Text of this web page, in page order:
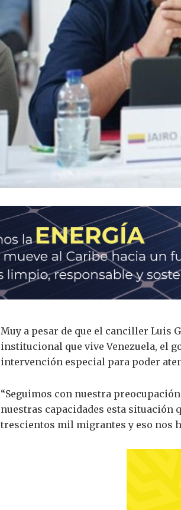
Muy a pesar de que el canciller Luis
institucional que vive Venezuela, el
intervención especial para poder
“Seguimos con nuestra
nuestras capacidades esta situación
trescientos mil migrantes y eso nos